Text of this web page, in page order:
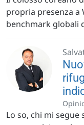
propria presenza a
benchmark globali
Lo so, chi mi